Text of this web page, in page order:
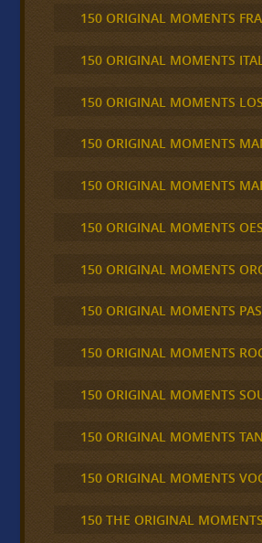
150 ORIGINAL MOMENTS
150 ORIGINAL MOMENTS
150 ORIGINAL MOMENTS
150 ORIGINAL MOMENTS
150 ORIGINAL MOMENTS
150 ORIGINAL MOMENTS
150 ORIGINAL MOMENTS
150 ORIGINAL MOMENTS
150 ORIGINAL MOMENTS
150 ORIGINAL MOMENTS
150 ORIGINAL MOMENTS
150 ORIGINAL MOMENTS
150 THE ORIGINAL MOMENTS